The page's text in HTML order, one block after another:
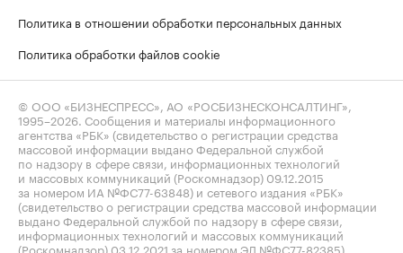
Политика в отношении обработки персональных данных
Политика обработки файлов cookie
© ООО «БИЗНЕСПРЕСС», АО «РОСБИЗНЕСКОНСАЛТИНГ»,
1995–2026 . Сообщения и материалы информационного
агентства «РБК» (свидетельство о регистрации средства
массовой информации выдано Федеральной службой
по надзору в сфере связи, информационных технологий
и массовых коммуникаций (Роскомнадзор) 09.12.2015
за номером ИА №ФС77-63848) и сетевого издания «РБК»
(свидетельство о регистрации средства массовой информации
выдано Федеральной службой по надзору в сфере связи,
информационных технологий и массовых коммуникаций
(Роскомнадзор) 03.12.2021 за номером ЭЛ №ФС77-82385)